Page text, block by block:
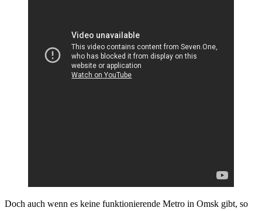
Doch auch wenn es keine funktionierende Metro in Omsk gibt, so